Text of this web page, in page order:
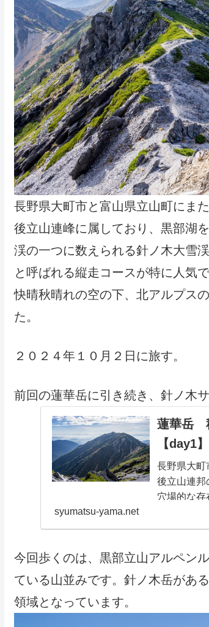
長野県大町市と富山県立山町にま
後立山連峰に属しており、黒部湖
渓の一つに数えられる針ノ木大雪
と呼ばれる縦走コースが特に人気で
快晴秋晴れの空の下、北アルプス
た。
２０２４年１０月２日に旅す。
前回の蓮華岳に引き続き、針ノ木
蓮華岳
【day1】
長野県大町
後立山連邦
穴場的な存
人は稀です
syumatsu-yama.net
今回歩くのは、黒部立山アルペン
ている山並みです。針ノ木岳があ
領域となっています。